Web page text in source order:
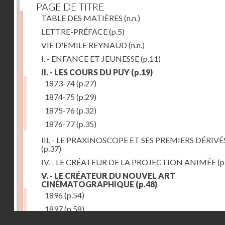
PAGE DE TITRE
TABLE DES MATIÈRES (n.n.)
LETTRE-PRÉFACE(p.5)
VIE D'EMILE REYNAUD (n.n.)
I. - ENFANCE ET JEUNESSE(p.11)
II. - LES COURS DU PUY (p.19)
1873-74(p.27)
1874-75 (p.29)
1875-76 (p.32)
1876-77(p.35)
III. - LE PRAXINOSCOPE ET SES PREMIERS
(p.37)
IV. - LE CRÉATEUR DE LA PROJECTION ANIMÉE
V. - LE CRÉATEUR DU NOUVEL ART
CINÉMATOGRAPHIQUE (p.48)
1896 (p.54)
1897(p.58)